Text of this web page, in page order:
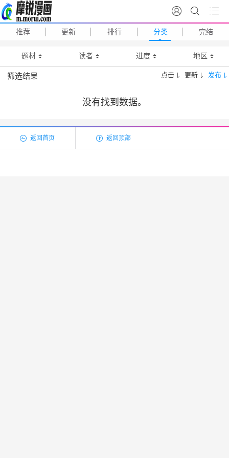
推荐 更新 排行 分类 完结
题材 读者 进度 地区
筛选结果 发布
更新
点击
没有找到数据。
返回首页 返回顶部